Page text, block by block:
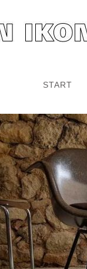
START